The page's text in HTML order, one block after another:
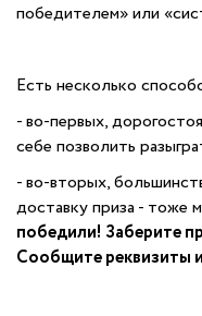
победителем» или
Есть несколько
- во-первых,
себе позволить
- во-вторых,
доставку приза - тоже
победили! Заберите
Сообщите реквизиты